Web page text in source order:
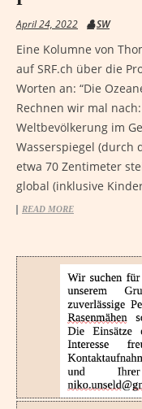
April 24, 2022 SW
Eine Kolumne von
auf SRF.ch über die
Worten an: “Die
Rechnen wir mal
Weltbevölkerung im
Wasserspiegel (durch
etwa 70 Zentimeter
global (inklusive
READ MORE